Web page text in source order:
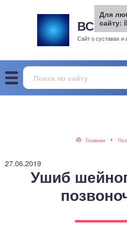
ВСЕ О
Сайт о суставах и
Главная
27.06.2019
Ушиб
Для
сайту:
сустав